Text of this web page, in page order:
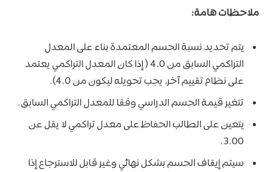
ملاحظات هامة:
يتم تحديد نسبة الحسم المعتمدة بناء على المعدل
التراكمي السابق من 4.0 ( إذا كان المعدل التراكمي يعتمد
على نظام تقييم آخر، يجب تحويله ليكون من 4.0).
تتغير قيمة الحسم الدراسي وفقا للمعدل التراكمي السابق.
يتعين على الطالب الحفاظ على معدل تراكمي لا يقل عن
3.00.
سيتم إيقاف الحسم بشكل نهائي وغير قابل للاسترجاع إذا